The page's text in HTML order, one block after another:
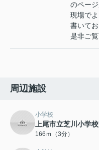
のページ
現場で
書いてお
是非ご覧
周辺施設
小学校
上尾市立芝川小学校
166ｍ（3分）